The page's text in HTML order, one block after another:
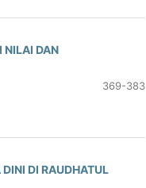
NILAI DAN
369-383
DI RAUDHATUL